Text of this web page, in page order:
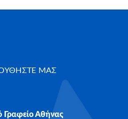
ΜΑΣ
Γραφείο Αθήνας